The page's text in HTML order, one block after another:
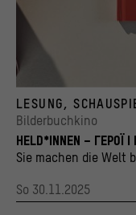
© 2010 by Michael Nicoll
LESUNG,
Bilderbuchkino
HELD*INNEN – ГЕРОЇ
Sie machen die Welt
So 30.11.2025